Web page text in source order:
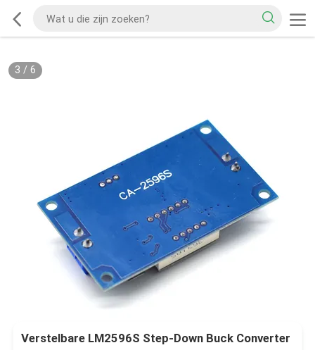
3 / 6
Verstelbare LM2596S Step-Down Buck Converter